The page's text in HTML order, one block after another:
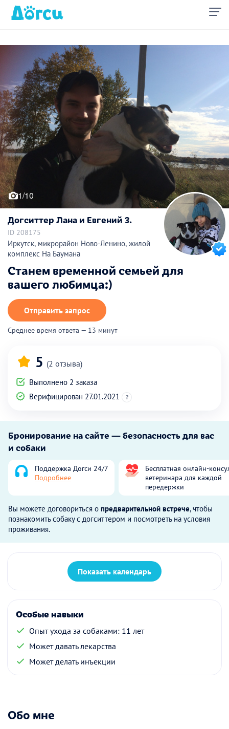
1/10
Догситтер Лана и Евгений З.
ID 208175
Иркутск, микрорайон Ново-Ленино, жилой
комплекс На Баумана
Станем временной семьей для
вашего любимца:)
Отправить запрос
Среднее время ответа — 13 минут
5 (2 отзыва)
Выполнено 2 заказа
Верифицирован 27.01.2021
?
Бронирование на сайте — безопасность для вас
и собаки
Поддержка Догси 24/7
Подробнее
Бесплатная онлайн-
ветеринара для каждой
передержки
Вы можете договориться о предварительной встрече, чтобы
познакомить собаку с догситтером и посмотреть на условия
проживания.
Показать календарь
Особые навыки
Опыт ухода за собаками: 11 лет
Может давать лекарства
Может делать инъекции
Обо мне